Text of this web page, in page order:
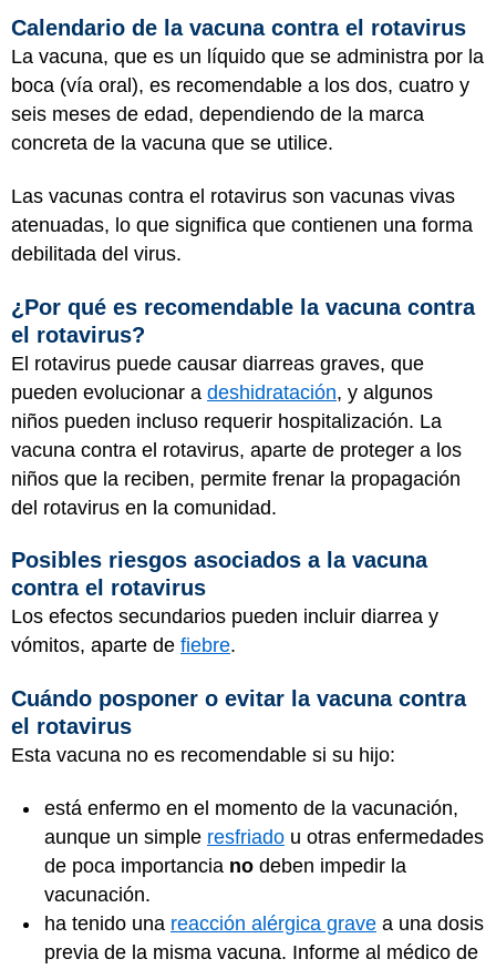
Calendario de la vacuna contra el rotavirus
La vacuna, que es un líquido que se administra por la
boca (vía oral), es recomendable a los dos, cuatro y
seis meses de edad, dependiendo de la marca
concreta de la vacuna que se utilice.
Las vacunas contra el rotavirus son vacunas vivas
atenuadas, lo que significa que contienen una forma
debilitada del virus.
¿Por qué es recomendable la vacuna contra
el rotavirus?
El rotavirus puede causar diarreas graves, que
pueden evolucionar a deshidratación, y algunos
niños pueden incluso requerir hospitalización. La
vacuna contra el rotavirus, aparte de proteger a los
niños que la reciben, permite frenar la propagación
del rotavirus en la comunidad.
Posibles riesgos asociados a la vacuna
contra el rotavirus
Los efectos secundarios pueden incluir diarrea y
vómitos, aparte de fiebre.
Cuándo posponer o evitar la vacuna contra
el rotavirus
Esta vacuna no es recomendable si su hijo:
está enfermo en el momento de la vacunación,
aunque un simple resfriado u otras enfermedades
de poca importancia no deben impedir la
vacunación.
ha tenido una reacción alérgica grave a una dosis
previa de la misma vacuna. Informe al médico de